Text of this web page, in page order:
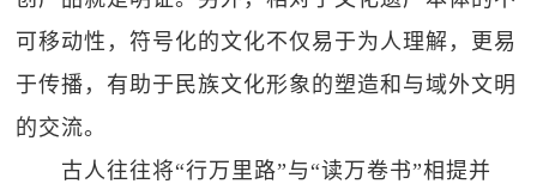
可移动性，符号化的文化不仅易于为人理解，更易
于传播，有助于民族文化形象的塑造和与域外文明
的交流。
古人往往将“行万里路”与“读万卷书”相提并